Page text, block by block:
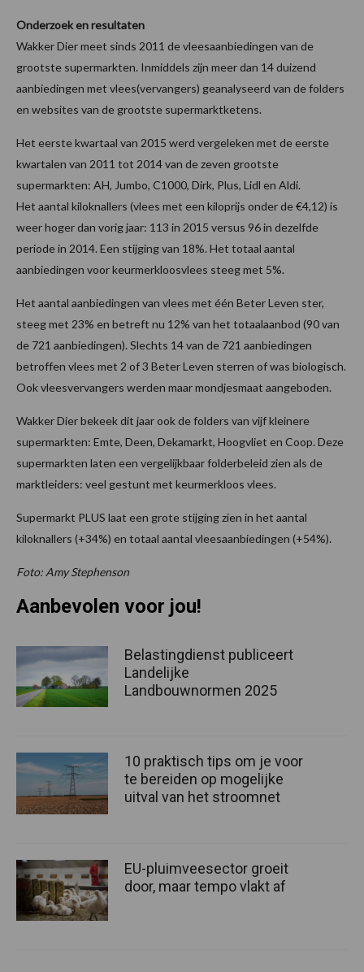
Onderzoek en resultaten
Wakker Dier meet sinds 2011 de vleesaanbiedingen van de
grootste supermarkten. Inmiddels zijn meer dan 14 duizend
aanbiedingen met vlees(vervangers) geanalyseerd van de folders
en websites van de grootste supermarktketens.
Het eerste kwartaal van 2015 werd vergeleken met de eerste
kwartalen van 2011 tot 2014 van de zeven grootste
supermarkten: AH, Jumbo, C1000, Dirk, Plus, Lidl en Aldi.
Het aantal kiloknallers (vlees met een kiloprijs onder de €4,12) is
weer hoger dan vorig jaar: 113 in 2015 versus 96 in dezelfde
periode in 2014. Een stijging van 18%. Het totaal aantal
aanbiedingen voor keurmerkloosvlees steeg met 5%.
Het aantal aanbiedingen van vlees met één Beter Leven ster,
steeg met 23% en betreft nu 12% van het totaalaanbod (90 van
de 721 aanbiedingen). Slechts 14 van de 721 aanbiedingen
betroffen vlees met 2 of 3 Beter Leven sterren of was biologisch.
Ook vleesvervangers werden maar mondjesmaat aangeboden.
Wakker Dier bekeek dit jaar ook de folders van vijf kleinere
supermarkten: Emte, Deen, Dekamarkt, Hoogvliet en Coop. Deze
supermarkten laten een vergelijkbaar folderbeleid zien als de
marktleiders: veel gestunt met keurmerkloos vlees.
Supermarkt PLUS laat een grote stijging zien in het aantal
kiloknallers (+34%) en totaal aantal vleesaanbiedingen (+54%).
Foto: Amy Stephenson
Aanbevolen voor jou!
Belastingdienst publiceert
Landelijke
Landbouwnormen 2025
10 praktisch tips om je voor
te bereiden op mogelijke
uitval van het stroomnet
EU-pluimveesector groeit
door, maar tempo vlakt af